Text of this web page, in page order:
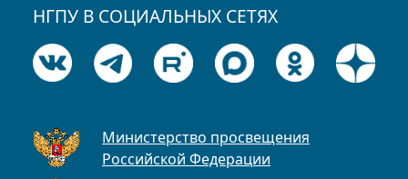
НГПУ В СОЦИАЛЬНЫХ СЕТЯХ
Министерство просвещения
Российской Федерации